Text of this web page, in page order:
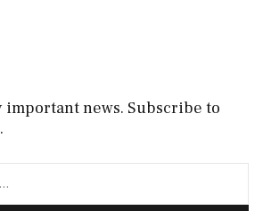
important news. Subscribe to